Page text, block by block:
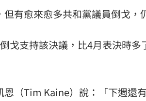
有愈來愈多共和黨議員倒戈，
戈支持該決議，比4月表決時
恩（Tim Kaine）說：「下週還